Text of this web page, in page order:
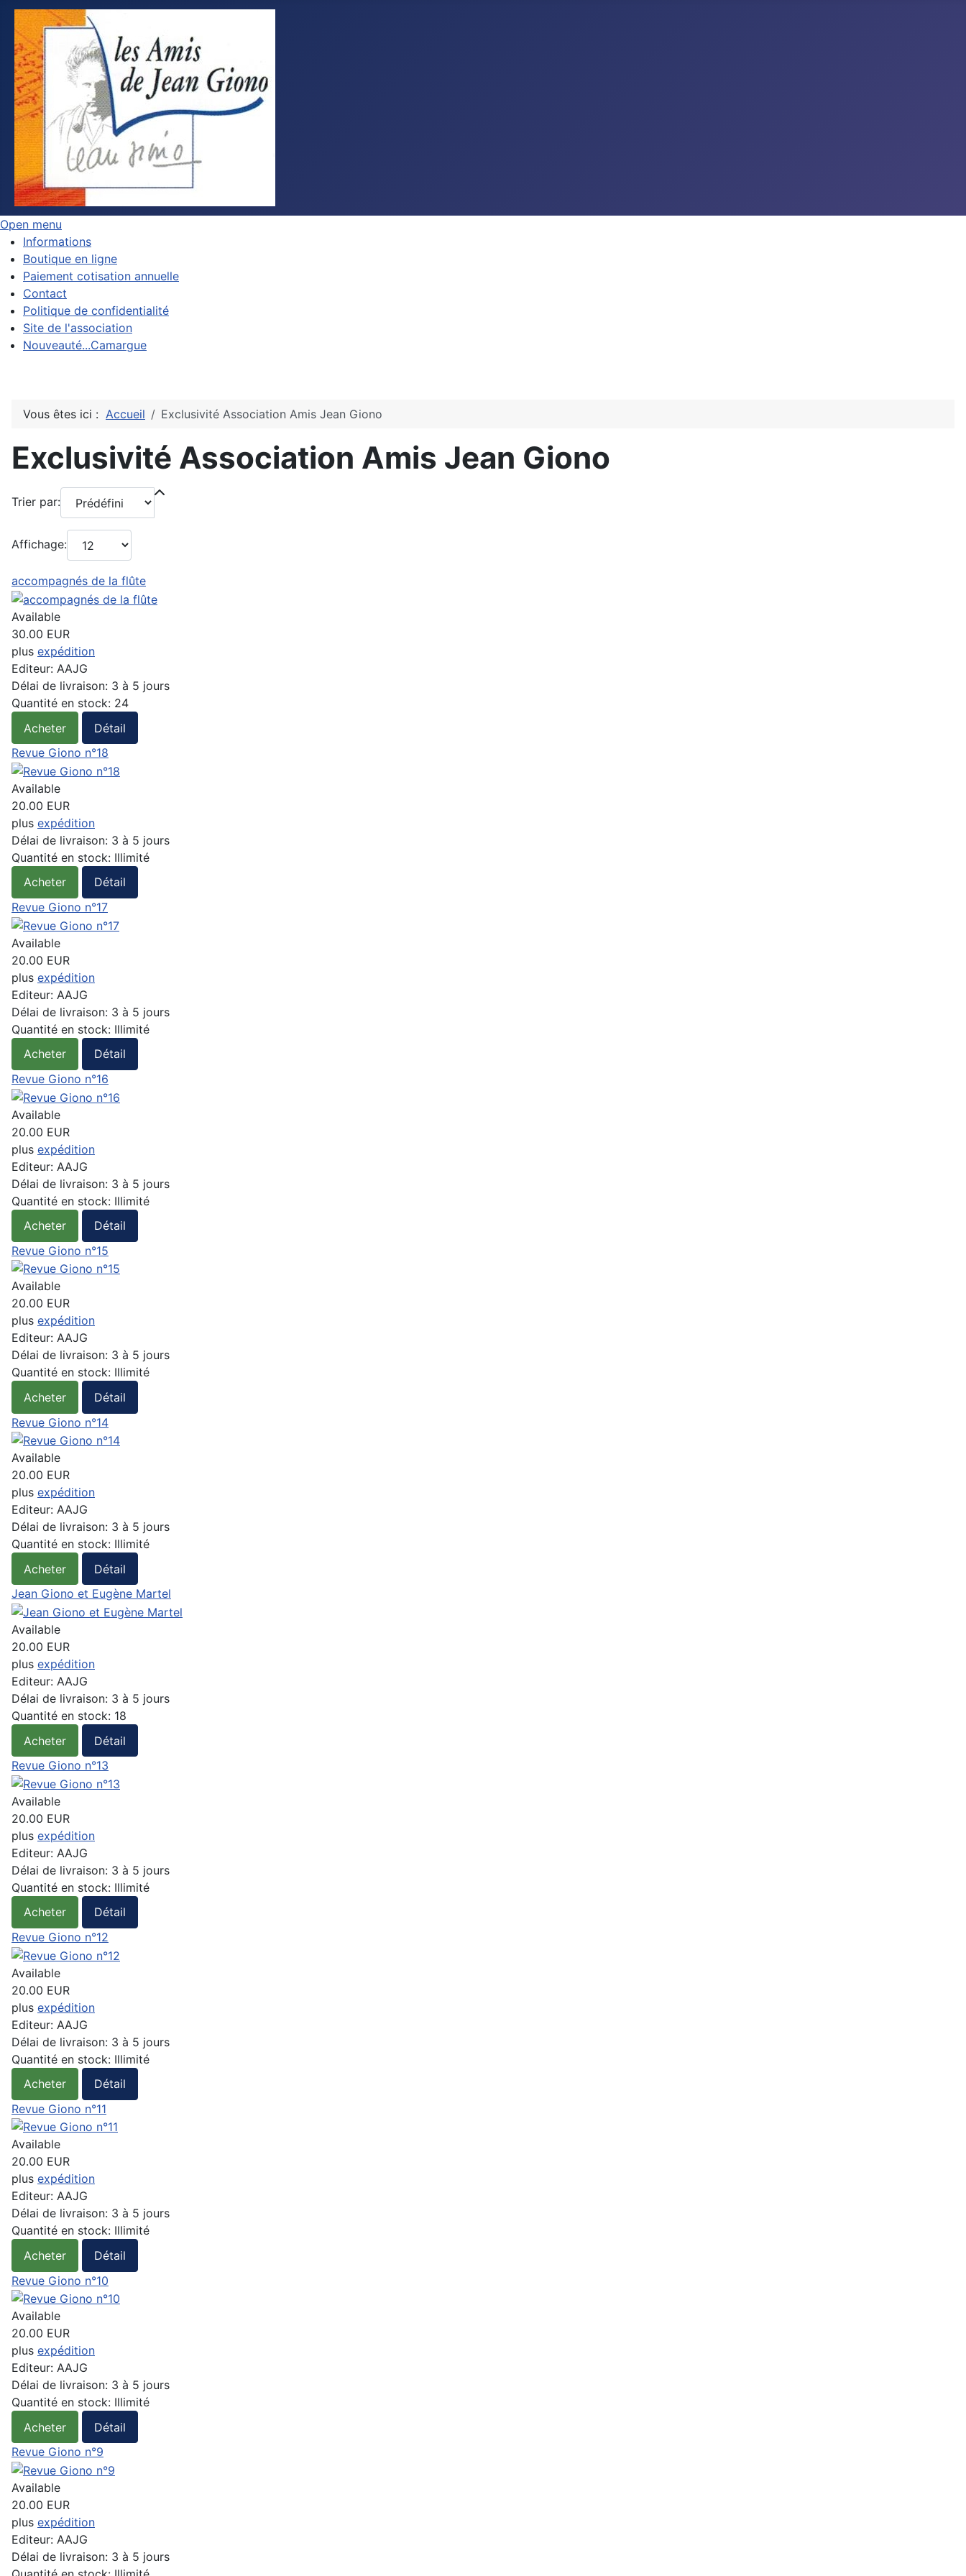
Open menu
Informations
Boutique en ligne
Paiement cotisation annuelle
Contact
Politique de confidentialité
Site de l'association
Nouveauté...Camargue
Vous êtes ici : Accueil Exclusivité Association Amis Jean Giono
Exclusivité Association Amis Jean Giono
Trier par:
Affichage:
accompagnés de la flûte
Available
30.00 EUR
plus expédition
Editeur: AAJG
Délai de livraison: 3 à 5 jours
Quantité en stock: 24
Acheter
Détail
Revue Giono n°18
Available
20.00 EUR
plus expédition
Délai de livraison: 3 à 5 jours
Quantité en stock: Illimité
Acheter
Détail
Revue Giono n°17
Available
20.00 EUR
plus expédition
Editeur: AAJG
Délai de livraison: 3 à 5 jours
Quantité en stock: Illimité
Acheter
Détail
Revue Giono n°16
Available
20.00 EUR
plus expédition
Editeur: AAJG
Délai de livraison: 3 à 5 jours
Quantité en stock: Illimité
Acheter
Détail
Revue Giono n°15
Available
20.00 EUR
plus expédition
Editeur: AAJG
Délai de livraison: 3 à 5 jours
Quantité en stock: Illimité
Acheter
Détail
Revue Giono n°14
Available
20.00 EUR
plus expédition
Editeur: AAJG
Délai de livraison: 3 à 5 jours
Quantité en stock: Illimité
Acheter
Détail
Jean Giono et Eugène Martel
Available
20.00 EUR
plus expédition
Editeur: AAJG
Délai de livraison: 3 à 5 jours
Quantité en stock: 18
Acheter
Détail
Revue Giono n°13
Available
20.00 EUR
plus expédition
Editeur: AAJG
Délai de livraison: 3 à 5 jours
Quantité en stock: Illimité
Acheter
Détail
Revue Giono n°12
Available
20.00 EUR
plus expédition
Editeur: AAJG
Délai de livraison: 3 à 5 jours
Quantité en stock: Illimité
Acheter
Détail
Revue Giono n°11
Available
20.00 EUR
plus expédition
Editeur: AAJG
Délai de livraison: 3 à 5 jours
Quantité en stock: Illimité
Acheter
Détail
Revue Giono n°10
Available
20.00 EUR
plus expédition
Editeur: AAJG
Délai de livraison: 3 à 5 jours
Quantité en stock: Illimité
Acheter
Détail
Revue Giono n°9
Available
20.00 EUR
plus expédition
Editeur: AAJG
Délai de livraison: 3 à 5 jours